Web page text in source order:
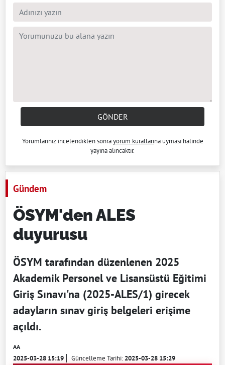
GÖNDER
Yorumlarınız incelendikten sonrayorum kurallarına uyması halinde
yayına alıncaktır.
Gündem
ÖSYM'den ALES
duyurusu
ÖSYM tarafından düzenlenen 2025
Akademik Personel ve Lisansüstü Eğitimi
Giriş Sınavı'na (2025-ALES/1) girecek
adayların sınav giriş belgeleri erişime
açıldı.
AA
2025-03-28 15:19 Güncelleme Tarihi:2025-03-28 15:29